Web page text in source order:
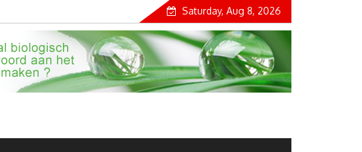
Saturday, Aug 8, 2026